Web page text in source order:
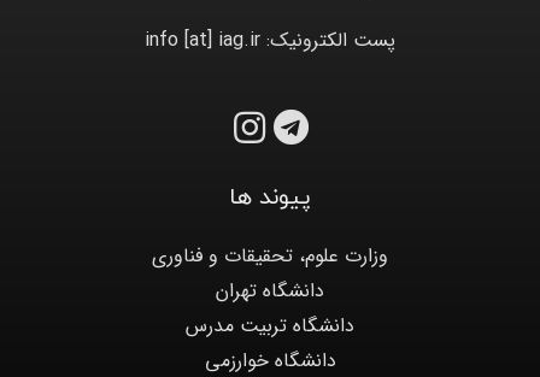
پست الکترونیک: info [at] iag.ir
پیوند ها
وزارت علوم، تحقیقات و فناوری
دانشگاه تهران
دانشگاه تربیت مدرس
دانشگاه خوارزمی